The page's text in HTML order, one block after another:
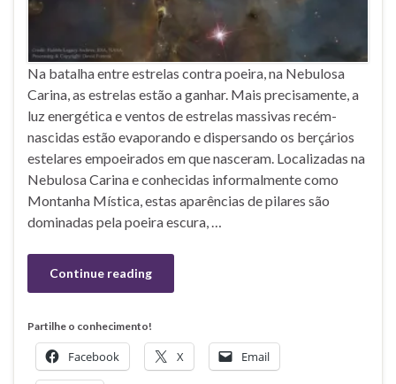
Na batalha entre estrelas contra poeira, na Nebulosa
Carina, as estrelas estão a ganhar. Mais precisamente, a
luz energética e ventos de estrelas massivas recém-
nascidas estão evaporando e dispersando os berçários
estelares empoeirados em que nasceram. Localizadas na
Nebulosa Carina e conhecidas informalmente como
Montanha Mística, estas aparências de pilares são
dominadas pela poeira escura, …
Continue reading
Partilhe o conhecimento!
Facebook X Email